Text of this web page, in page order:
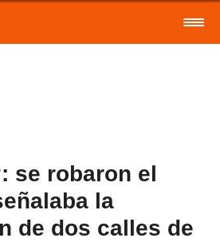
se robaron el
la
de dos calles de